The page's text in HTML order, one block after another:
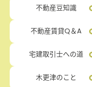
不動産豆知識
不動産賃貸Q＆A
宅建取引士への道
木更津のこと